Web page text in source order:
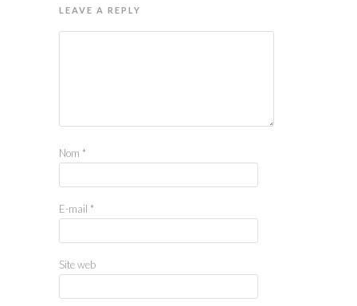
LEAVE A REPLY
Nom *
E-mail *
Site web